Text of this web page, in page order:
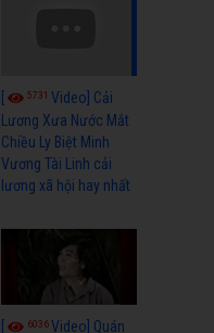
5731Video] Cải
Lương Xưa Nước Mắt
Chiều Ly Biệt Minh
Vương Tài Linh cải
lương xã hội hay nhất
6036Video] Quán